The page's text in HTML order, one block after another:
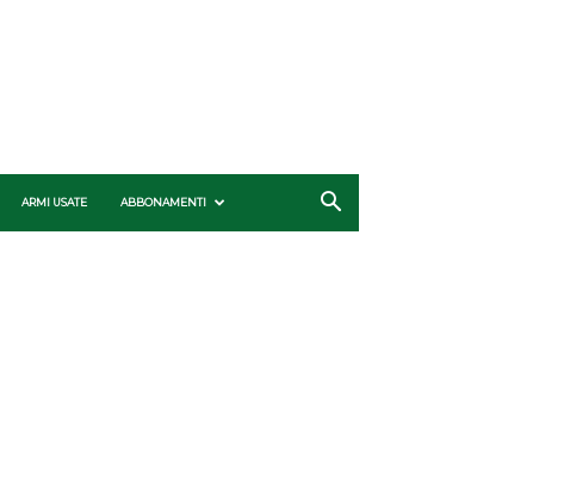
ARMI USATE ABBONAMENTI